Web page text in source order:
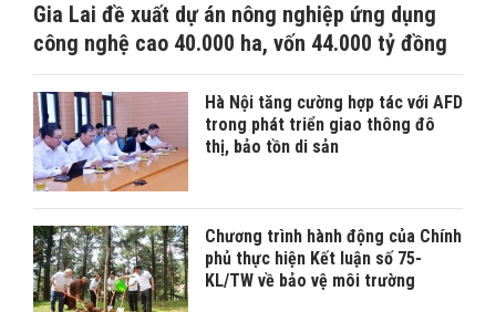
Gia Lai đề xuất dự án nông nghiệp ứng dụng
công nghệ cao 40.000 ha, vốn 44.000 tỷ đồng
Hà Nội tăng cường hợp tác với AFD
trong phát triển giao thông đô
thị, bảo tồn di sản
Chương trình hành động của Chính
phủ thực hiện Kết luận số 75-
KL/TW về bảo vệ môi trường